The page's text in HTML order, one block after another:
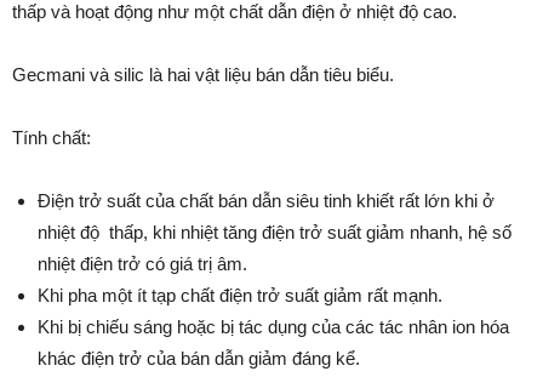
thấp và hoạt động như một chất dẫn điện ở nhiệt độ cao.
Gecmani và silic là hai vật liệu bán dẫn tiêu biểu.
Tính chất:
Điện trở suất của chất bán dẫn siêu tinh khiết rất lớn khi ở
nhiệt độ thấp, khi nhiệt tăng điện trở suất giảm nhanh, hệ số
nhiệt điện trở có giá trị âm.
Khi pha một ít tạp chất điện trở suất giảm rất mạnh.
Khi bị chiếu sáng hoặc bị tác dụng của các tác nhân ion hóa
khác điện trở của bán dẫn giảm đáng kể.